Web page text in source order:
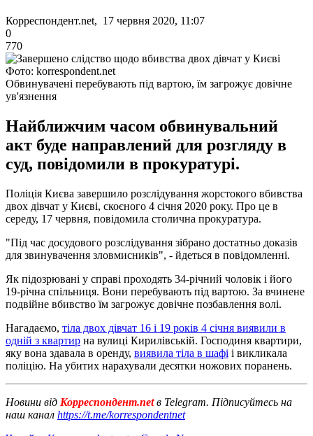
Корреспондент.net, 17 червня 2020, 11:07
0
770
Фото: korrespondent.net
Обвинувачені перебувають під вартою, їм загрожує довічне
ув'язнення
Найближчим часом обвинувальний
акт буде направлений для розгляду в
суд, повідомили в прокуратурі.
Поліція Києва завершило розслідування жорстокого вбивства
двох дівчат у Києві, скоєного 4 січня 2020 року. Про це в
середу, 17 червня, повідомила столична прокуратура.
"Під час досудового розслідування зібрано достатньо доказів
для звинувачення зловмисників", - йдеться в повідомленні.
Як підозрювані у справі проходять 34-річний чоловік і його
19-річна спільниця. Вони перебувають під вартою. За вчинене
подвійне вбивство їм загрожує довічне позбавлення волі.
Нагадаємо, тіла двох дівчат 16 і 19 років 4 січня виявили в
одній з квартир на вулиці Кирилівській. Господиня квартири,
яку вона здавала в оренду, виявила тіла в шафі і викликала
поліцію. На убитих нарахували десятки ножових поранень.
Новини від Корреспондент.netв Telegram. Підписуйтесь на
наш канал https://t.me/korrespondentnet